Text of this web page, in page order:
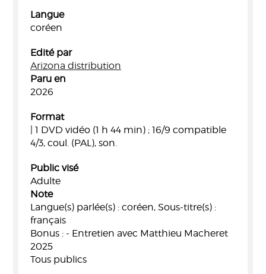
Langue
coréen
Edité par
Arizona distribution
Paru en
2026
Format
| 1 DVD vidéo (1 h 44 min) ; 16/9 compatible
4/3, coul. (PAL), son.
Public visé
Adulte
Note
Langue(s) parlée(s) : coréen, Sous-titre(s) :
français
Bonus : - Entretien avec Matthieu Macheret
2025
Tous publics